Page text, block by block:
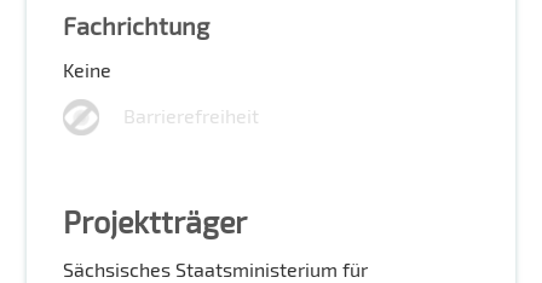
Fachrichtung
Keine
Barrierefreiheit
Projektträger
Sächsisches Staatsministerium für